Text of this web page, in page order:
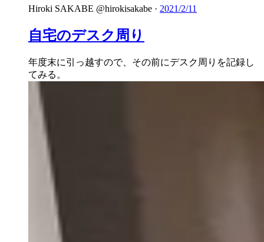
Hiroki SAKABE @hirokisakabe · 2021/2/11
自宅のデスク周り
年度末に引っ越すので、その前にデスク周りを記録し
てみる。